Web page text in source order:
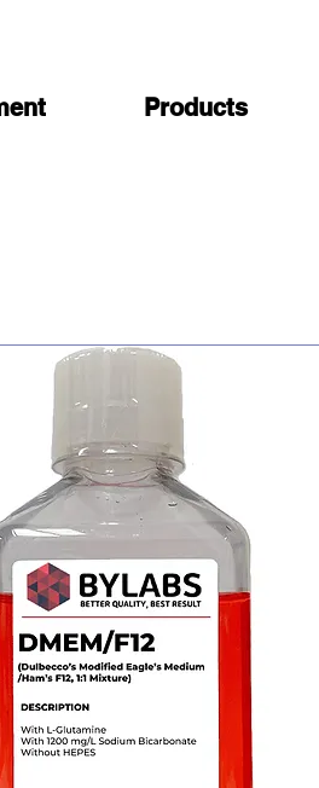
Products